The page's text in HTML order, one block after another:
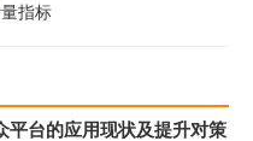
指标
平台的应用现状及提升对策